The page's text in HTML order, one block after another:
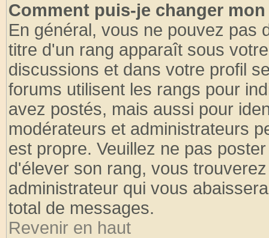
Comment puis-je changer
En général, vous ne pouvez pas
titre d'un rang apparaît sous
discussions et dans votre profil
forums utilisent les rangs pour
avez postés, mais aussi pour
modérateurs et administrateurs
est propre. Veuillez ne pas
d'élever son rang, vous
administrateur qui vous
total de messages.
Revenir en haut